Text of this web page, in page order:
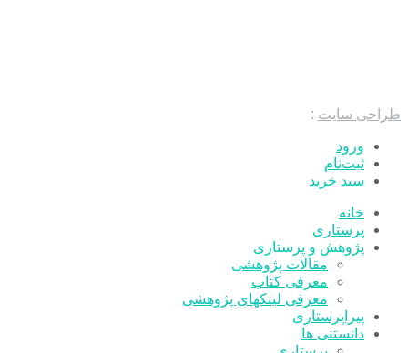
طراحی سایت :
ورود
ثبت‌نام
سبد خرید
خانه
پرستاری
پژوهش و پرستاری
مقالات پژوهشی
معرفی کتاب
معرفی لینکهای پژوهشی
پیراپرستاری
دانستنی ها